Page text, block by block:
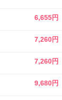
6,655円
7,260円
7,260円
9,680円